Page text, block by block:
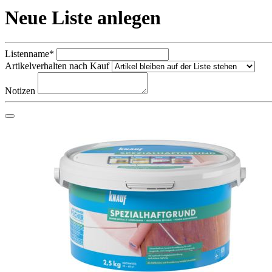
Neue Liste anlegen
Listenname*
Artikelverhalten nach Kauf
Notizen